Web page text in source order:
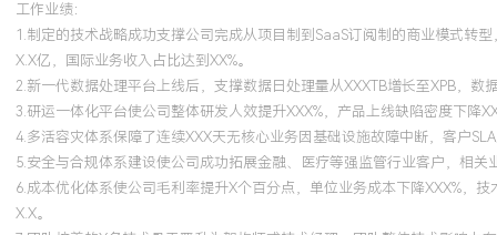
拓展与盈利能力提升方面有直接贡献。领导力与影响力：具备技术
领导经验，善于培养技术人才与构建技术文化，在行业内外具备一
质：具备极强的系统性思维、前瞻性视野与商业敏感度；追求卓越
造实际业务价值为驱动；优秀的沟通与决策能力，能够在高度不确
标。
培训经历
工作业绩：
1.制定的技术战略成功支撑公司完成从项目制到SaaS订阅制的商业模式转
X.X亿，国际业务收入占比达到XX%。
2.新一代数据处理平台上线后，支撑数据日处理量从XXXTB增长至XPB，
3.研运一体化平台使公司整体研发人效提升XXX%，产品上线缺陷密度下降
4.多活容灾体系保障了连续XXX天无核心业务因基础设施故障中断，客户
5.安全与合规体系建设使公司成功拓展金融、医疗等强监管行业客户，相
6.成本优化体系使公司毛利率提升X个百分点，单位业务成本下降XXX%，技
X.X。